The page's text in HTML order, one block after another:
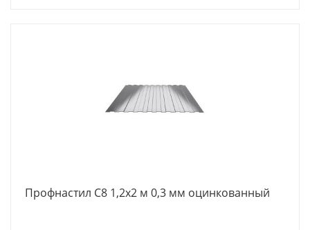
Профнастил С8 1,2х2 м 0,3 мм оцинкованный